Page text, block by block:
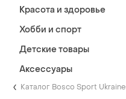
Каталог Bosco Sport Ukraine
Красота и здоровье
Хобби и спорт
Детские товары
Аксессуары